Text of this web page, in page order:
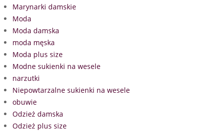
Marynarki damskie
Moda
Moda damska
moda męska
Moda plus size
Modne sukienki na wesele
narzutki
Niepowtarzalne sukienki na wesele
obuwie
Odzież damska
Odzież plus size